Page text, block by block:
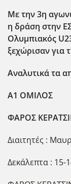
Με την 3η
η δράση στην
Ολυμπιακός
ξεχώρισαν για
Αναλυτικά τα
Α1 ΟΜΙΛΟΣ
ΦΑΡΟΣ
Διαιτητές :
Δεκάλεπτα : 15-